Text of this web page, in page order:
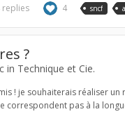
replies 4 sncf
?
in Technique et Cie.
! je souhaiterais réaliser
correspondent pas à la